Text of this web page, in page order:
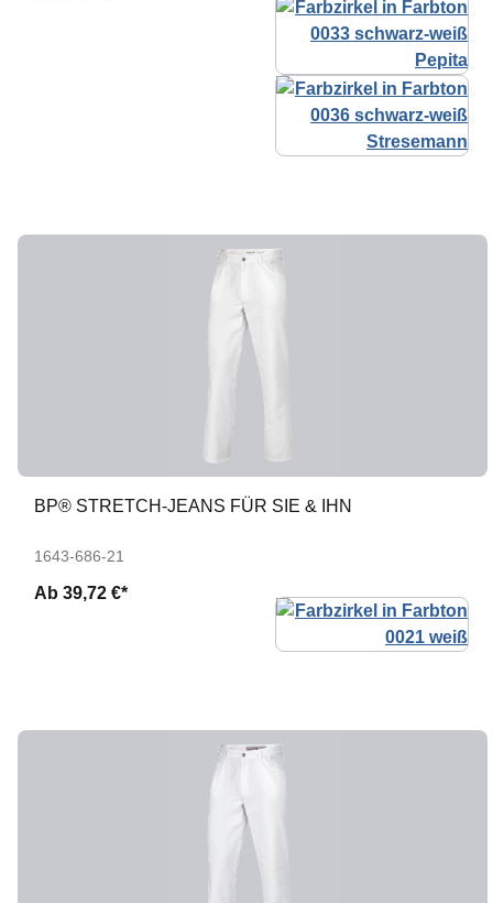
BP® STRETCH-JEANS FÜR SIE & IHN
1643-686-21
Ab 39,72 €*